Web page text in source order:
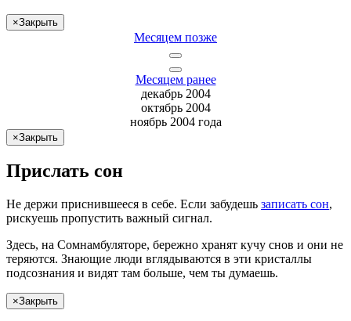
×Закрыть
Месяцем позже
Месяцем ранее
декабрь 2004
октябрь 2004
ноябрь 2004 года
×Закрыть
Прислать сон
Не держи приснившееся в себе. Если забудешь записать сон,
рискуешь пропустить важный сигнал.
Здесь, на Сомнамбуляторе, бережно хранят кучу снов и они не
теряются. Знающие люди вглядываются в эти кристаллы
подсознания и видят там больше, чем ты думаешь.
×Закрыть